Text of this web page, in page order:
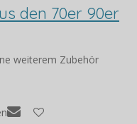
den 70er 90er
weiterem Zubehör